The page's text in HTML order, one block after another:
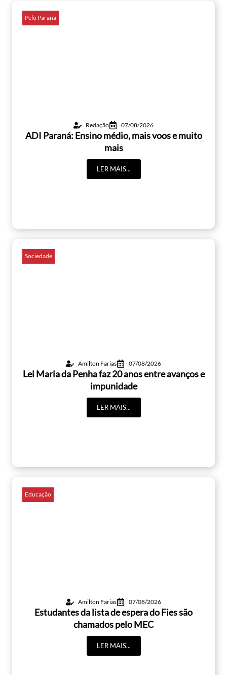
Pelo Paraná
Redação 07/08/2026
ADI Paraná: Ensino médio, mais voos e muito
mais
LER MAIS...
Sociedade
Amilton Farias 07/08/2026
Lei Maria da Penha faz 20 anos entre avanços e
impunidade
LER MAIS...
Educação
Amilton Farias 07/08/2026
Estudantes da lista de espera do Fies são
chamados pelo MEC
LER MAIS...